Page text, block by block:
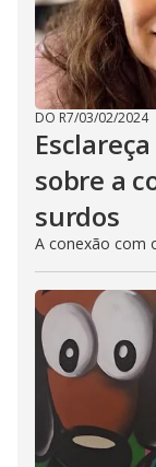
DO R7/03/02/2024
sobre a
surdos
A conexão com